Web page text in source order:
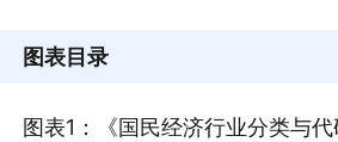
图表目录
图表1：《国民经济行业分类与